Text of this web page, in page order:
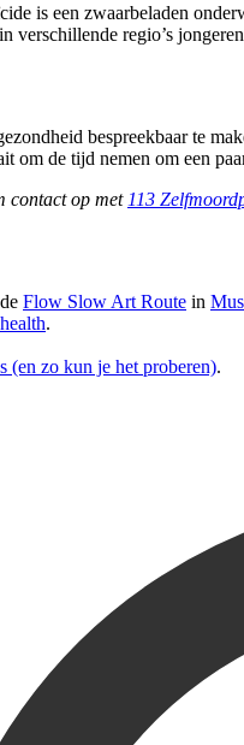
is een zwaarbeladen
regio’s
bespreekbaar te
de tijd nemen om een
contact op met 113
Flow Slow Art Route in
.
(en zo kun je het proberen).